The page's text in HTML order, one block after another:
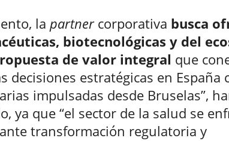
la partnercorporativa busca
biotecnológicas y del
de valor integral que
decisiones estratégicas en España
impulsadas desde Bruselas”,
ya que “el sector de la salud se
transformación regulatoria y